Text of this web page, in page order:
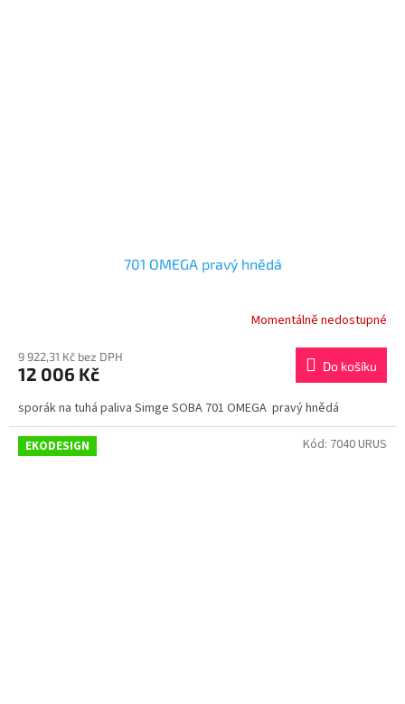
701 OMEGA pravý hnědá
Momentálně nedostupné
9 922,31 Kč bez DPH
12 006 Kč Do košíku
sporák na tuhá paliva Simge SOBA 701 OMEGA pravý hnědá
EKODESIGN Kód: 7040 URUS